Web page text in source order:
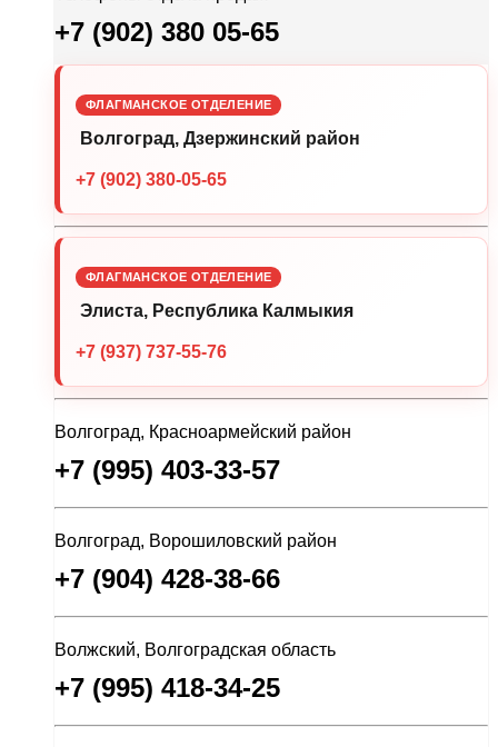
+7 (902) 380 05-65
ФЛАГМАНСКОЕ ОТДЕЛЕНИЕ
Волгоград, Дзержинский район
+7 (902) 380-05-65
ФЛАГМАНСКОЕ ОТДЕЛЕНИЕ
Элиста, Республика Калмыкия
+7 (937) 737-55-76
Волгоград, Красноармейский район
+7 (995) 403-33-57
Волгоград, Ворошиловский район
+7 (904) 428-38-66
Волжский, Волгоградская область
+7 (995) 418-34-25